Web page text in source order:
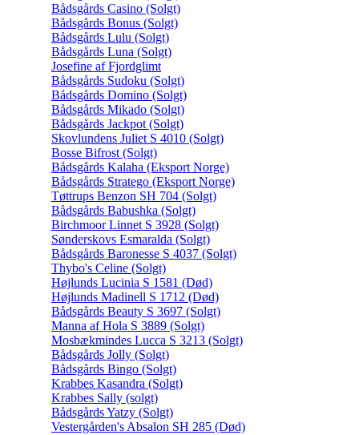
Bådsgårds Casino (Solgt)
Bådsgårds Bonus (Solgt)
Bådsgårds Lulu (Solgt)
Bådsgårds Luna (Solgt)
Josefine af Fjordglimt
Bådsgårds Sudoku (Solgt)
Bådsgårds Domino (Solgt)
Bådsgårds Mikado (Solgt)
Bådsgårds Jackpot (Solgt)
Skovlundens Juliet S 4010 (Solgt)
Bosse Bifrost (Solgt)
Bådsgårds Kalaha (Eksport Norge)
Bådsgårds Stratego (Eksport Norge)
Tøttrups Benzon SH 704 (Solgt)
Bådsgårds Babushka (Solgt)
Birchmoor Linnet S 3928 (Solgt)
Sønderskovs Esmaralda (Solgt)
Bådsgårds Baronesse S 4037 (Solgt)
Thybo's Celine (Solgt)
Højlunds Lucinia S 1581 (Død)
Højlunds Madinell S 1712 (Død)
Bådsgårds Beauty S 3697 (Solgt)
Manna af Hola S 3889 (Solgt)
Mosbækmindes Lucca S 3213 (Solgt)
Bådsgårds Jolly (Solgt)
Bådsgårds Bingo (Solgt)
Krabbes Kasandra (Solgt)
Krabbes Sally (solgt)
Bådsgårds Yatzy (Solgt)
Vestergården's Absalon SH 285 (Død)